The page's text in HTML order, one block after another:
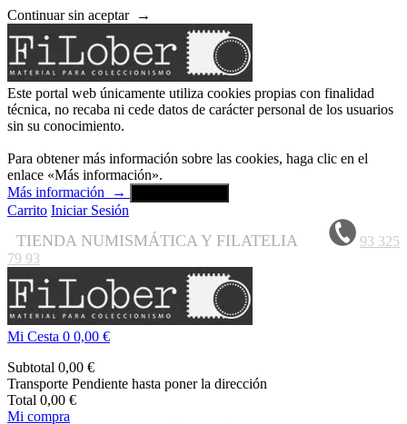
Continuar sin aceptar →
Este portal web únicamente utiliza cookies propias con finalidad
técnica, no recaba ni cede datos de carácter personal de los usuarios
sin su conocimiento.
Para obtener más información sobre las cookies, haga clic en el
enlace «Más información».
Más información
→
Carrito Iniciar Sesión
TIENDA NUMISMÁTICA Y FILATELIA
93 325
79 93
Mi Cesta 0 0,00 €
Subtotal 0,00 €
Transporte Pendiente hasta poner la dirección
Total 0,00 €
Mi compra